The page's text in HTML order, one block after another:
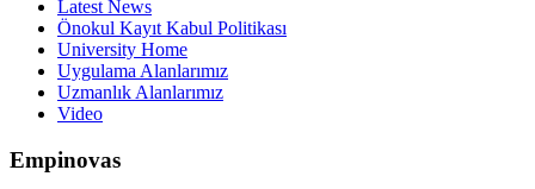
Latest News
Önokul Kayıt Kabul Politikası
University Home
Uygulama Alanlarımız
Uzmanlık Alanlarımız
Video
Empinovas